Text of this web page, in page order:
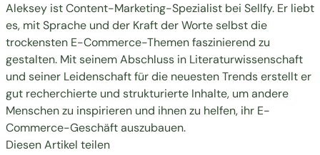
Aleksey ist Content-Marketing-Spezialist bei Sellfy. Er liebt
es, mit Sprache und der Kraft der Worte selbst die
trockensten E-Commerce-Themen faszinierend zu
gestalten. Mit seinem Abschluss in Literaturwissenschaft
und seiner Leidenschaft für die neuesten Trends erstellt er
gut recherchierte und strukturierte Inhalte, um andere
Menschen zu inspirieren und ihnen zu helfen, ihr E-
Commerce-Geschäft auszubauen.
Diesen Artikel teilen